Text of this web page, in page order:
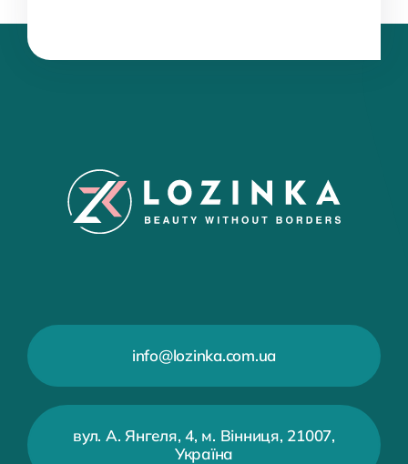
info@lozinka.com.ua
вул. А. Янгеля, 4, м. Вінниця, 21007,
Україна